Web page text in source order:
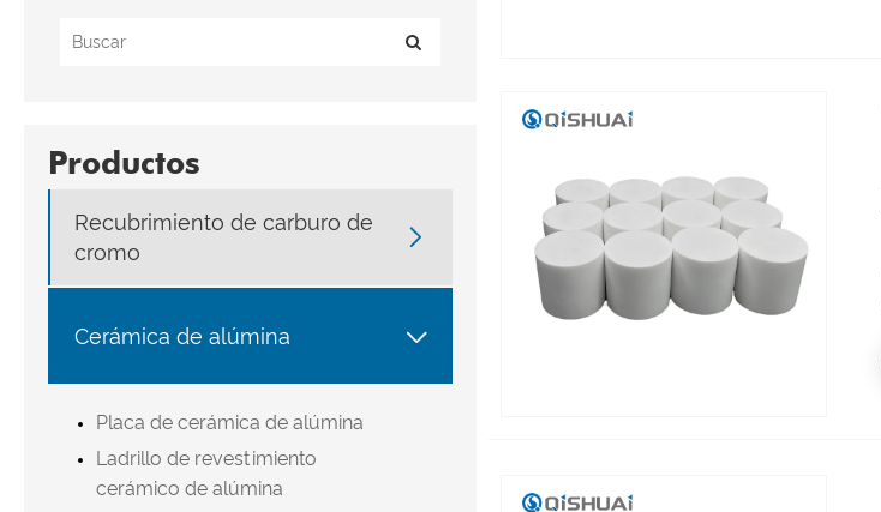
Productos
Recubrimiento de carburo de
cromo

Cerámica de alúmina 
Placa de cerámica de alúmina
Ladrillo de revestimiento
cerámico de alúmina